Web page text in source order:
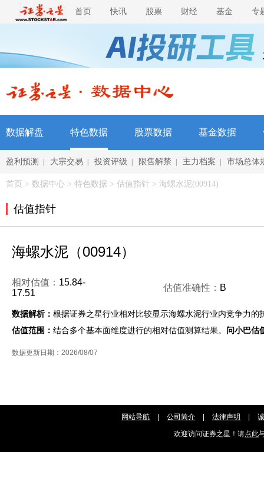
首页 快讯 股票 财经 基金 专
数据解盘 特色数据 股票数据 基金数据
盈利预测 大宗交易 投资评级 限售解禁 主力档案 市场总体
首页 > 数据中心 > 特色数据 > 估值指针 > 海螺水泥(00914)
估值指针
海螺水泥（00914）
相对估值： 15.84-
17.51
估值准确性： B
数据解析： 根据证券之星行业相对比较显示海螺水泥行业内竞争力
估值范围： 结合多个基本面维度进行的相对估值测算结果。 问小巴估
数据更新日期：2026/08/07
网站导航 公司简介 法律声明
欢迎访问证券之星！请点此